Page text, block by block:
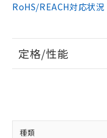
RoHS/REACH対応状況
定格/性能
種類